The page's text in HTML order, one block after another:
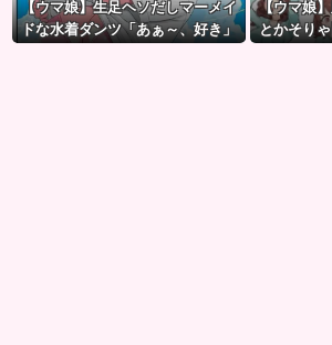
【ウマ娘】生足ヘソだしマーメイ
ドな水着ダンツ「あぁ～、好き」
【ウマ娘
とかそり